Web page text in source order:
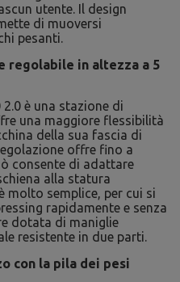
utente. Il design
di muoversi
pesanti.
regolabile in altezza a 5
2.0 è una stazione di
una maggiore flessibilità
della sua fascia di
offre fino a
consente di adattare
alla statura
molto semplice, per cui si
rapidamente e senza
dotata di maniglie
resistente in due parti.
con la pila dei pesi